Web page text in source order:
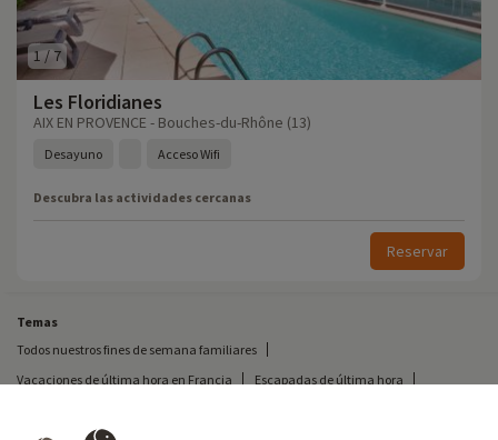
1 / 7
Les Floridianes
AIX EN PROVENCE - Bouches-du-Rhône (13)
Desayuno Acceso Wifi
Descubra las actividades cercanas
Reservar
Temas
Todos nuestros fines de semana familiares
Vacaciones de última hora en Francia
Escapadas de última hora